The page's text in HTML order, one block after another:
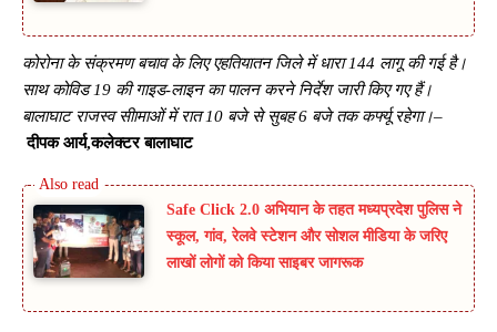
कोरोना के संक्रमण बचाव के लिए एहतियातन जिले में धारा 144 लागू की गई है।
साथ कोविड 19 की गाइड-लाइन का पालन करने निर्देश जारी किए गए हैं।
बालाघाट राजस्व सीामाओं में रात 10 बजे से सुबह 6 बजे तक कर्फ्यू रहेगा।–
दीपक आर्य,कलेक्टर बालाघाट
Safe Click 2.0 अभियान के तहत मध्यप्रदेश पुलिस ने
स्कूल, गांव, रेलवे स्टेशन और सोशल मीडिया के जरिए
लाखों लोगों को किया साइबर जागरूक